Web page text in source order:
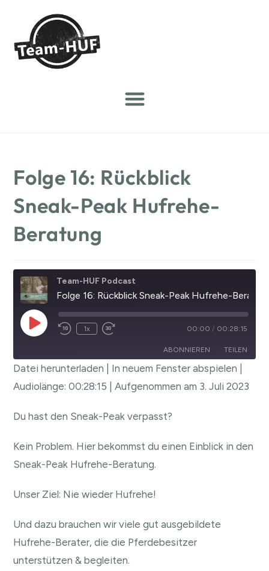
Folge 16: Rückblick
Sneak-Peak Hufrehe-
Beratung
Team-HUF Podcast
1x 00:00 / 00:28:15
ABONNIEREN TEILEN
RSS FEED
TEILEN
Datei herunterladen In neuem Fenster abspielen
Audiolänge: 00:28:15 |Aufgenommen am 3. Juli 2023
Du hast den Sneak-Peak verpasst?
Kein Problem. Hier bekommst du einen Einblick in den
Sneak-Peak Hufrehe-Beratung.
Unser Ziel: Nie wieder Hufrehe!
Und dazu brauchen wir viele gut ausgebildete
Hufrehe-Berater, die die Pferdebesitzer
unterstützen & begleiten.